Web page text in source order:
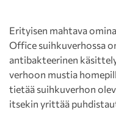
Erityisen mahtava
Office suihkuverhossa
antibakteerinen
verhoon mustia
tietää suihkuverhon
itsekin yrittää